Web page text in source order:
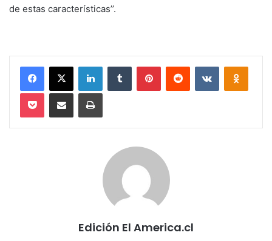
de estas características’’.
Facebook
X LinkedInTumblr PinterestReddit VKontakte
Pocket Compartir via email Imprimir
Edición El America.cl